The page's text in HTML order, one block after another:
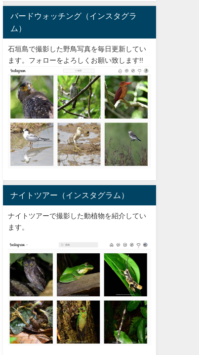
バードウォッチング（インスタグラ
ム）
石垣島で撮影した野鳥写真を毎日更新してい
ます。フォローをよろしくお願い致します!!
ナイトツアー（インスタグラム）
ナイトツアーで撮影した動植物を紹介してい
ます。